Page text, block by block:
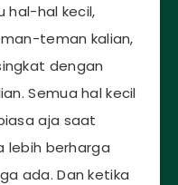
hal-hal kecil,
teman kalian,
dengan
Semua hal kecil
aja saat
lebih berharga
ada. Dan ketika